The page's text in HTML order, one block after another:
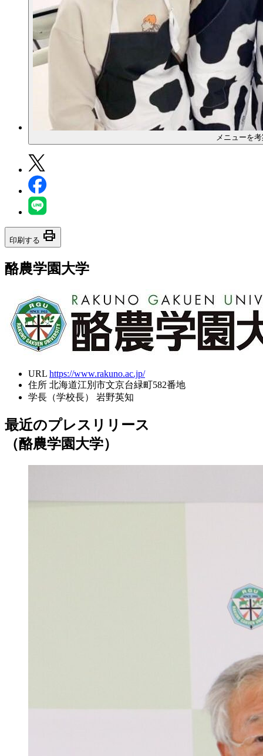
メニューを
印刷する print
酪農学園大学
URL https://www.rakuno.ac.jp/
住所 北海道江別市文京台緑町582番地
学長（学校長）
岩野英知
最近のプレスリリース
（酪農学園大学）